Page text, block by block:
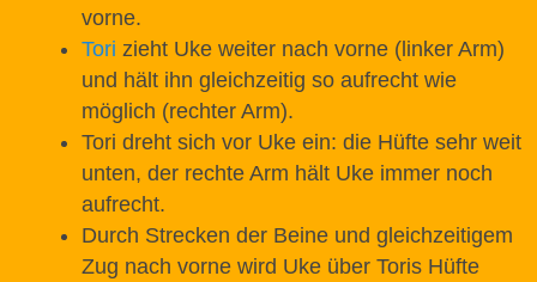
vorne.
Tori zieht Uke weiter nach vorne (linker Arm)
und hält ihn gleichzeitig so aufrecht wie
möglich (rechter Arm).
Tori dreht sich vor Uke ein: die Hüfte sehr weit
unten, der rechte Arm hält Uke immer noch
aufrecht.
Durch Strecken der Beine und gleichzeitigem
Zug nach vorne wird Uke über Toris Hüfte